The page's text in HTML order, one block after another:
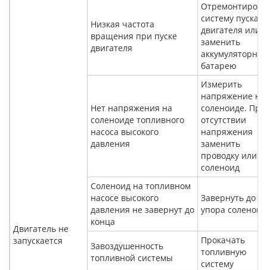
Двигатель не
запускается
Низкая частота
вращения при пуске
двигателя
систему пуска
двигателя или
заменить
батарею
Нет напряжения на
соленоиде топливного
насоса высокого
давления
Измерить
напряжение на
соленоиде. При
отсутствии
напряжения
заменить
проводку или
соленоид
Соленоид на топливном
насосе высокого
давления не завернут до
конца
Завернуть до
упора соленоид
Завоздушенность
топливной системы
Прокачать
топливную
систему